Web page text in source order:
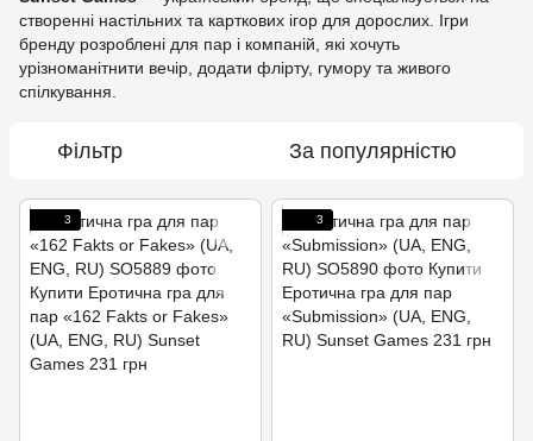
створенні настільних та карткових ігор для дорослих. Ігри
бренду розроблені для пар і компаній, які хочуть
урізноманітнити вечір, додати флірту, гумору та живого
спілкування.
Фільтр За популярністю
3 3